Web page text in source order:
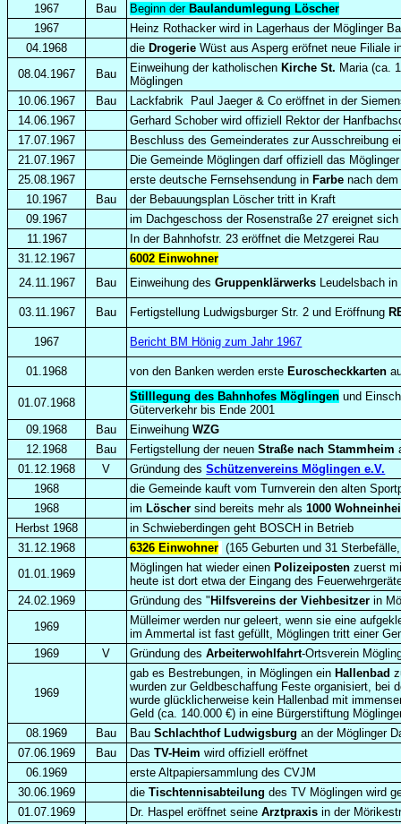
1967 Bau Beginn der Baulandumlegung Löscher
1967
Heinz Rothacker wird in Lagerhaus der Möglinger
04.1968
die Drogerie Wüst aus Asperg eröfnet neue Filiale
08.04.1967
Bau Einweihung der katholischen Kirche St. Maria (ca.
Möglingen
10.06.1967
Bau
Lackfabrik Paul Jaeger & Co eröffnet in der
14.06.1967
Gerhard Schober wird offiziell Rektor der
17.07.1967
Beschluss des Gemeinderates zur Ausschreibung
21.07.1967
Die Gemeinde Möglingen darf offiziell das
25.08.1967
erste deutsche Fernsehsendung in Farbe nach
10.1967
Bau
der Bebauungsplan Löscher tritt in Kraft
09.1967
im Dachgeschoss der Rosenstraße 27 ereignet
11.1967
In der Bahnhofstr. 23 eröffnet die Metzgerei Rau
31.12.1967
6002 Einwohner
24.11.1967
Bau Einweihung desGruppenklärwerks Leudelsbach
03.11.1967 Bau Fertigstellung Ludwigsburger Str. 2 und Eröffnung
1967 Bericht BM Hönig zum Jahr 1967
01.1968 von den Banken werden erste Euroscheckkarten
01.07.1968 Stilllegung des Bahnhofes Möglingen und
Güterverkehr bis Ende 2001
09.1968
Bau EinweihungWZG
12.1968
Bau Fertigstellung der neuenStraße nach Stammheim
01.12.1968
V Gründung desSchützenvereins Möglingen e.V.
1968
die Gemeinde kauft vom Turnverein den alten
1968
im Löschersind bereits mehr als1000
Herbst 1968
in Schwieberdingen geht BOSCH in Betrieb
31.12.1968
6326 Einwohner (165 Geburten und 31
01.01.1969
Möglingen hat wieder einen Polizeipostenzuerst
heute ist dort etwa der Eingang des
24.02.1969
Gründung des " Hilfsvereins der Viehbesitzerin
1969
Mülleimer werden nur geleert, wenn sie eine
im Ammertal ist fast gefüllt, Möglingen tritt einer
1969
V Gründung desArbeiterwohlfahrt-Ortsverein
1969
gab es Bestrebungen, in Möglingen ein Hallenbad
wurden zur Geldbeschaffung Feste organisiert, bei
wurde glücklicherweise kein Hallenbad mit
Geld (ca. 140.000 €) in eine Bürgerstiftung
08.1969
Bau BauSchlachthof Ludwigsburgan der Möglinger
07.06.1969
Bau DasTV-Heim wird offiziell eröffnet
06.1969
erste Altpapiersammlung des CVJM
30.06.1969
dieTischtennisabteilung des TV Möglingen wird
01.07.1969
Dr. Haspel eröffnet seineArztpraxis in der